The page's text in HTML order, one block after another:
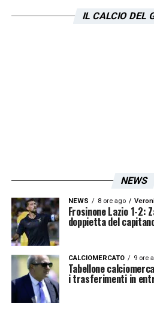
LA PLAYLIST DELLE
IL CALCIO DEL
NEWS
NEWS 8 ore ago
Frosinone Lazio 1-2:
doppietta del
CALCIOMERCATO 9 ore
Tabellone
i trasferimenti in